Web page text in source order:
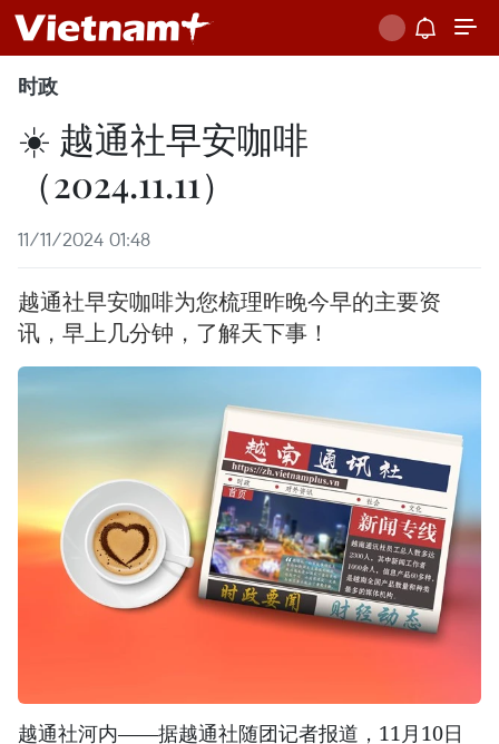
时政
☀️ 越通社早安咖啡
（2024.11.11）
11/11/2024 01:48
越通社早安咖啡为您梳理昨晚今早的主要资
讯，早上几分钟，了解天下事！
越通社河内——据越通社随团记者报道，11月10日